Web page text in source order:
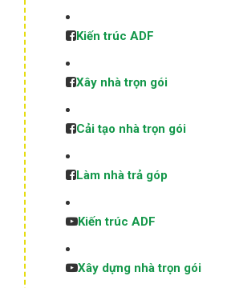
Kiến trúc ADF
Xây nhà trọn gói
Cải tạo nhà trọn gói
Làm nhà trả góp
Kiến trúc ADF
Xây dựng nhà trọn gói